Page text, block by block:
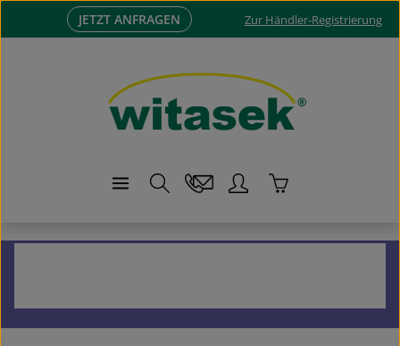
Zum Hauptinhalt springen
JETZT ANFRAGEN Zur Händler-Registrierung
Warenkorb